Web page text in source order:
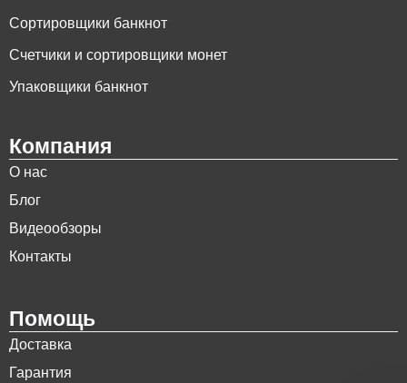
Сортировщики банкнот
Счетчики и сортировщики монет
Упаковщики банкнот
Компания
О нас
Блог
Видеообзоры
Контакты
Помощь
Доставка
Гарантия